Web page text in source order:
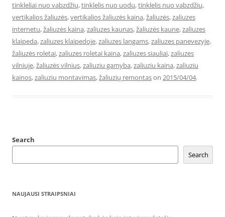
tinkleliai nuo vabzdžių,tinklelis nuo uodu,tinklelis nuo vabzdžių,
vertikalios žaliuzės,vertikalios žaliuzės kaina,žaliuzės,zaliuzes
internetu,žaliuzės kaina,zaliuzes kaunas,žaliuzės kaune,zaliuzes
klaipeda,zaliuzes klaipedoje,zaliuzes langams,zaliuzes panevezyje,
žaliuzės roletai,zaliuzes roletai kaina,zaliuzes siauliai,zaliuzes
vilniuje,žaliuzės vilnius,zaliuziu gamyba,zaliuziu kaina,zaliuziu
kainos,zaliuziu montavimas,žaliuzių remontason 2015/04/04.
Search
Search
NAUJAUSI STRAIPSNIAI